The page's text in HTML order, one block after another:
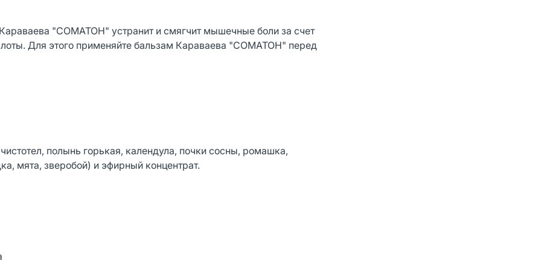
"СОМАТОН" устранит и смягчит мышечные боли за счет
Для этого применяйте бальзам Караваева "СОМАТОН" перед
полынь горькая, календула, почки сосны, ромашка,
мята, зверобой) и эфирный концентрат.